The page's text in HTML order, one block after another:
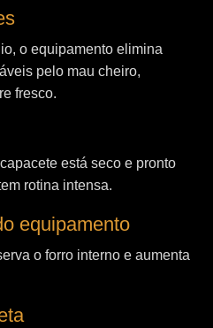
o equipamento elimina
pelo mau cheiro,
fresco.
está seco e pronto
rotina intensa.
equipamento
o forro interno e aumenta